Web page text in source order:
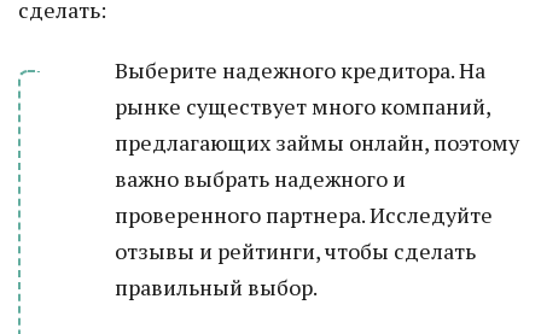
сделать:
Выберите надежного кредитора. На
рынке существует много компаний,
предлагающих займы онлайн, поэтому
важно выбрать надежного и
проверенного партнера. Исследуйте
отзывы и рейтинги, чтобы сделать
правильный выбор.